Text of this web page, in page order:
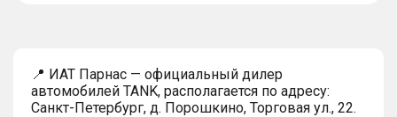
📍 ИАТ Парнас — официальный дилер
автомобилей TANK, располагается по адресу:
Санкт-Петербург, д. Порошкино, Торговая ул., 22.